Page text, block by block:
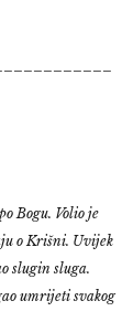
Bogu. Volio je
o Krišni. Uvijek
slugin sluga.
umrijeti svakog